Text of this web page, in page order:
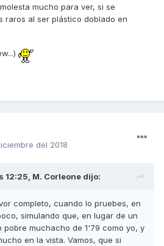
mucho para ver, si se
raros al ser plástico doblado en
del 2018
12:25, M. Corleone dijo:
completo, cuando lo pruebes, en
simulando que, en lugar de un
pobre muchacho de 1'79 como yo, y
en la vista. Vamos, que si